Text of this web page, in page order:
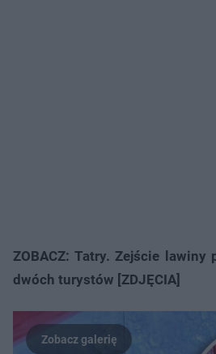
ZOBACZ: Tatry. Zejście lawiny
dwóch turystów [ZDJĘCIA]